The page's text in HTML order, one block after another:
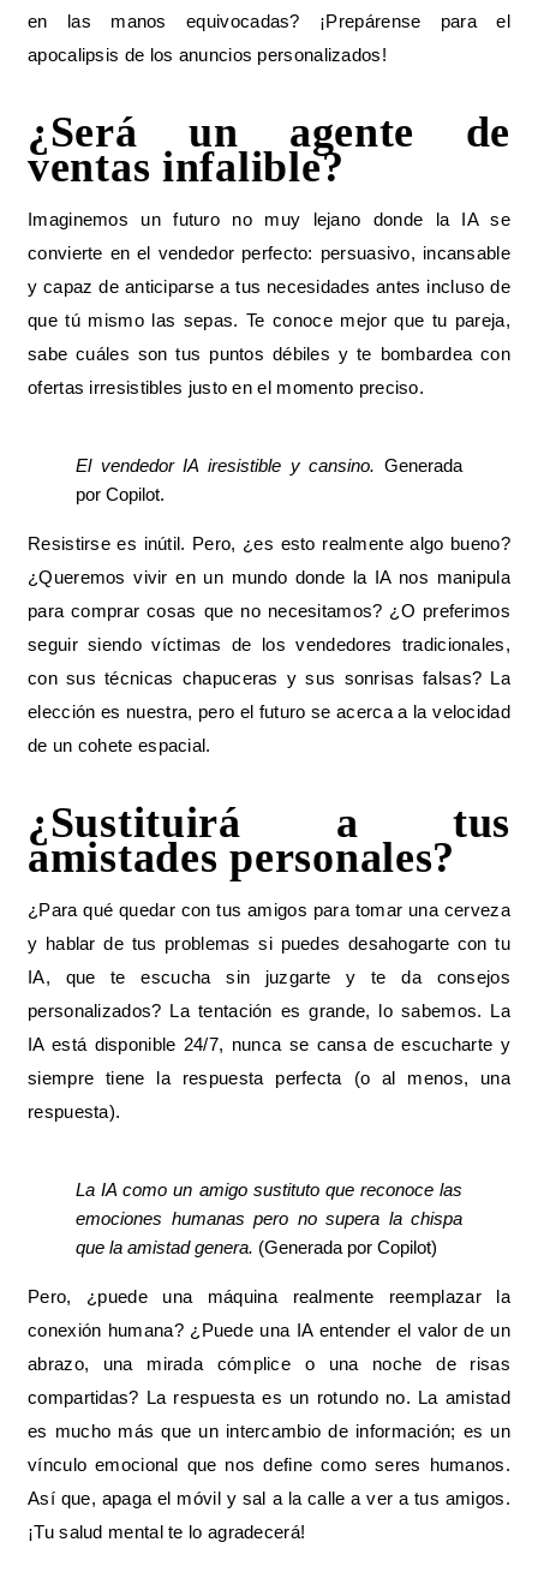
en las manos equivocadas? ¡Prepárense para el
apocalipsis de los anuncios personalizados!
¿Será un agente de
ventas infalible?
Imaginemos un futuro no muy lejano donde la IA se
convierte en el vendedor perfecto: persuasivo, incansable
y capaz de anticiparse a tus necesidades antes incluso de
que tú mismo las sepas. Te conoce mejor que tu pareja,
sabe cuáles son tus puntos débiles y te bombardea con
ofertas irresistibles justo en el momento preciso.
El vendedor IA iresistible y cansino. Generada
por Copilot.
Resistirse es inútil. Pero, ¿es esto realmente algo bueno?
¿Queremos vivir en un mundo donde la IA nos manipula
para comprar cosas que no necesitamos? ¿O preferimos
seguir siendo víctimas de los vendedores tradicionales,
con sus técnicas chapuceras y sus sonrisas falsas? La
elección es nuestra, pero el futuro se acerca a la velocidad
de un cohete espacial.
¿Sustituirá a tus
amistades personales?
¿Para qué quedar con tus amigos para tomar una cerveza
y hablar de tus problemas si puedes desahogarte con tu
IA, que te escucha sin juzgarte y te da consejos
personalizados? La tentación es grande, lo sabemos. La
IA está disponible 24/7, nunca se cansa de escucharte y
siempre tiene la respuesta perfecta (o al menos, una
respuesta).
La IA como un amigo sustituto que reconoce las
emociones humanas pero no supera la chispa
que la amistad genera. (Generada por Copilot)
Pero, ¿puede una máquina realmente reemplazar la
conexión humana? ¿Puede una IA entender el valor de un
abrazo, una mirada cómplice o una noche de risas
compartidas? La respuesta es un rotundo no. La amistad
es mucho más que un intercambio de información; es un
vínculo emocional que nos define como seres humanos.
Así que, apaga el móvil y sal a la calle a ver a tus amigos.
¡Tu salud mental te lo agradecerá!